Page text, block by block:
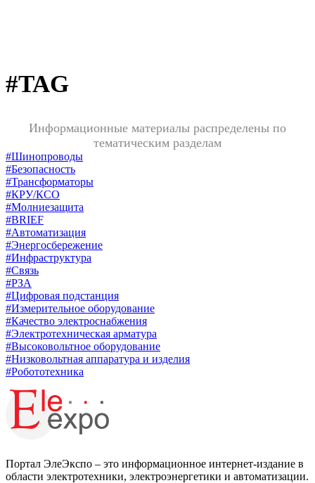
#TAG
Информационные материалы распределены по
тематическим разделам
#Шинопроводы
#Безопасность
#Трансформаторы
#КРУ/КСО
#Молниезащита
#BRIEF
#Автоматизация
#Энергосбережение
#Инфраструктура
#Связь
#РЗА
#Цифровая подстанция
#Измерительное оборудование
#Качество электроснабжения
#Электротехническая арматура
#Высоковольтное оборудование
#Низковольтная аппаратура и изделия
#Робототехника
Портал ЭлеЭкспо – это информационное интернет-издание в
области электротехники, электроэнергетики и автоматизации.